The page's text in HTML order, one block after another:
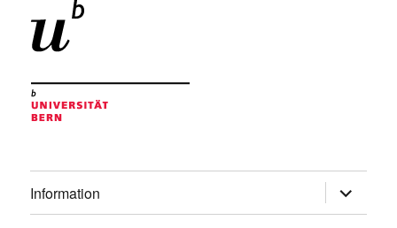
Information ouvrir
le
sous-